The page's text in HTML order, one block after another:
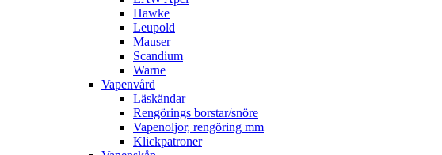
Hawke
Leupold
Mauser
Scandium
Warne
Vapenvård
Läskändar
Rengörings borstar/snöre
Vapenoljor, rengöring mm
Klickpatroner